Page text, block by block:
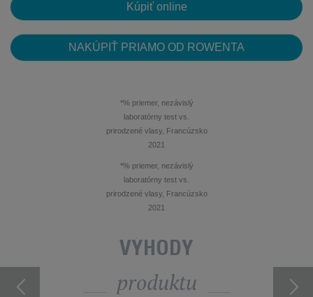
Kúpiť online
NAKÚPIŤ PRIAMO OD ROWENTA
*% priemer, nezávislý
laboratórny test vs.
prirodzené vlasy, Francúzsko
2021
*% priemer, nezávislý
laboratórny test vs.
prirodzené vlasy, Francúzsko
2021
VÝHODY
produktu